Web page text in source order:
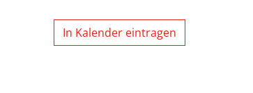
In Kalender eintragen